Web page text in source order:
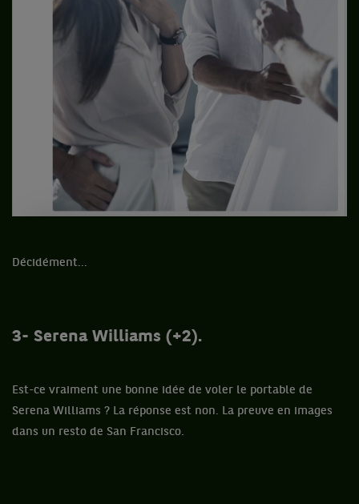
Décidément...
3- Serena Williams (+2).
Est-ce vraiment une bonne idée de voler le portable de
Serena Williams ? La réponse est non. La preuve en images
dans un resto de San Francisco.